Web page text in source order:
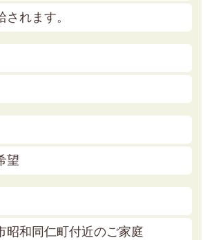
れます。
望
昭和同仁町付近のご家庭